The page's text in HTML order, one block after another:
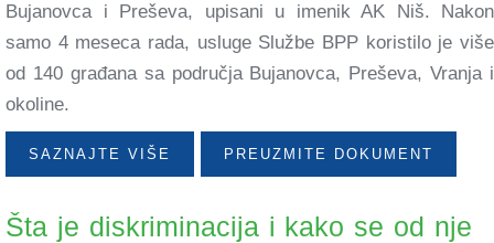
Bujanovca i Preševa, upisani u imenik AK Niš. Nakon
samo 4 meseca rada, usluge Službe BPP koristilo je više
od 140 građana sa područja Bujanovca, Preševa, Vranja i
okoline.
SAZNAJTE VIŠE PREUZMITE DOKUMENT
Šta je diskriminacija i kako se od nje